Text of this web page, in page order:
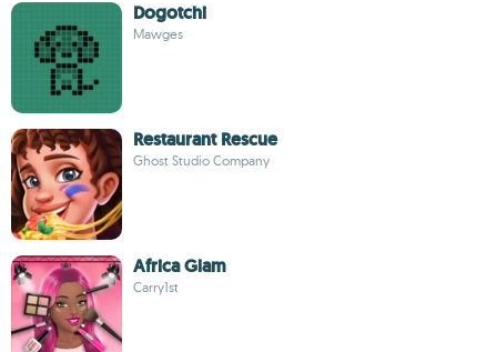
Dogotchi
Mawges
Restaurant Rescue
Ghost Studio Company
Africa Glam
Carry1st